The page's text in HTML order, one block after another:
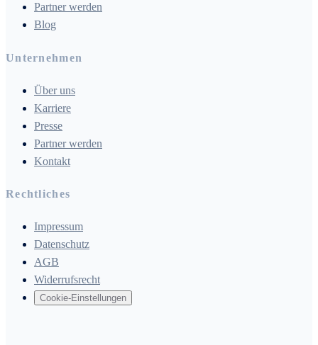
Partner werden
Blog
Unternehmen
Über uns
Karriere
Presse
Partner werden
Kontakt
Rechtliches
Impressum
Datenschutz
AGB
Widerrufsrecht
Cookie-Einstellungen